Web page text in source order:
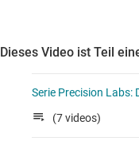
Dieses Video ist Teil
Serie Precision Labs:
(7 videos)